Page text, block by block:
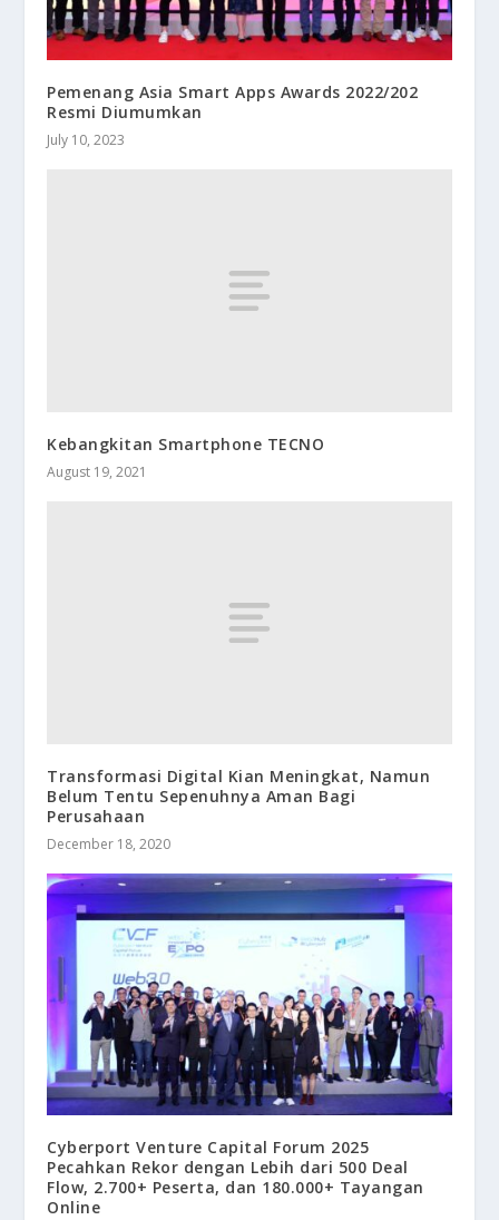
Pemenang Asia Smart Apps Awards 2022/202
Resmi Diumumkan
July 10, 2023
Kebangkitan Smartphone TECNO
August 19, 2021
Transformasi Digital Kian Meningkat, Namun
Belum Tentu Sepenuhnya Aman Bagi
Perusahaan
December 18, 2020
Cyberport Venture Capital Forum 2025
Pecahkan Rekor dengan Lebih dari 500 Deal
Flow, 2.700+ Peserta, dan 180.000+ Tayangan
Online